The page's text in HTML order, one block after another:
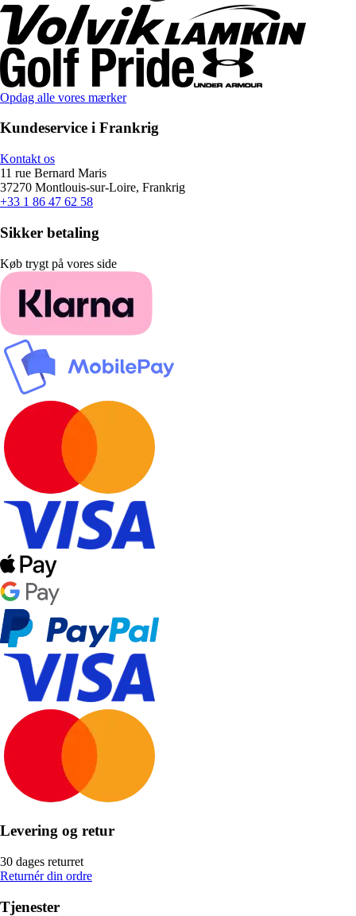
Opdag alle vores mærker
Kundeservice i Frankrig
Kontakt os
11 rue Bernard Maris
37270 Montlouis-sur-Loire, Frankrig
+33 1 86 47 62 58
Sikker betaling
Køb trygt på vores side
Levering og retur
30 dages returret
Returnér din ordre
Tjenester